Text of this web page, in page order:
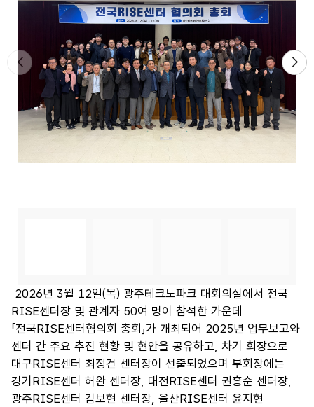
2026년 3월 12일(목) 광주테크노파크 대회의실에서 전국
RISE센터장 및 관계자 50여 명이 참석한 가운데
「전국RISE센터협의회 총회」가 개최되어 2025년 업무보고와
센터 간 주요 추진 현황 및 현안을 공유하고, 차기 회장으로
대구RISE센터 최정건 센터장이 선출되었으며 부회장에는
경기RISE센터 허완 센터장, 대전RISE센터 권흥순 센터장,
광주RISE센터 김보현 센터장, 울산RISE센터 윤지현